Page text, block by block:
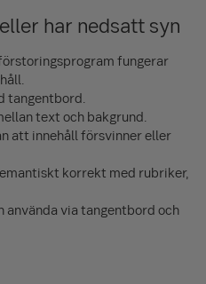
har nedsatt syn
fungerar
tangentbord.
text och bakgrund.
att innehåll försvinner eller
korrekt med rubriker,
använda via tangentbord och